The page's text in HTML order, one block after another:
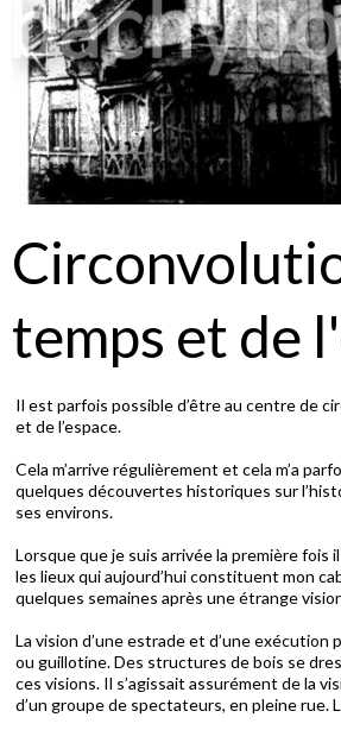
temps et de
Il est parfois possible d’être au centre de
et de l’espace.
Cela m’arrive régulièrement et cela m’a
quelques découvertes historiques sur
ses environs.
Lorsque que je suis arrivée la première fois
les lieux qui aujourd’hui constituent mon
quelques semaines après une étrange
La vision d’une estrade et d’une exécution
ou guillotine. Des structures de bois se
ces visions. Il s’agissait assurément de la
d’un groupe de spectateurs, en pleine rue.